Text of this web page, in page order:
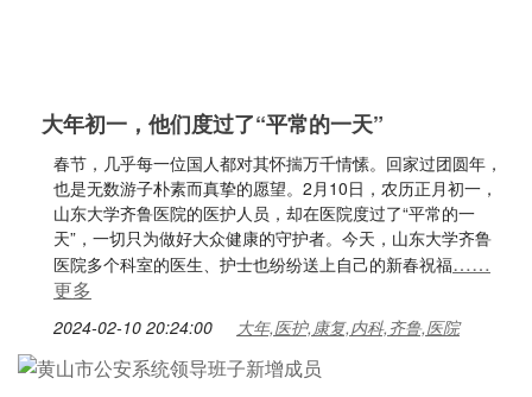
大年初一，他们度过了“平常的一天”
春节，几乎每一位国人都对其怀揣万千情愫。回家过团圆年，
也是无数游子朴素而真挚的愿望。2月10日，农历正月初一，
山东大学齐鲁医院的医护人员，却在医院度过了“平常的一
天”，一切只为做好大众健康的守护者。今天，山东大学齐鲁
医院多个科室的医生、护士也纷纷送上自己的新春祝福……
更多
2024-02-10 20:24:00 大年,医护,康复,内科,齐鲁,医院